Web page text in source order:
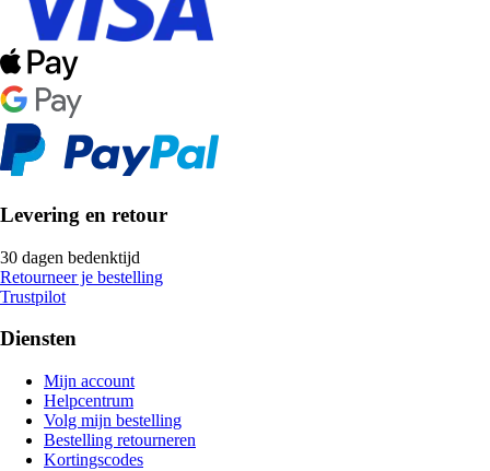
Levering en retour
30 dagen bedenktijd
Retourneer je bestelling
Trustpilot
Diensten
Mijn account
Helpcentrum
Volg mijn bestelling
Bestelling retourneren
Kortingscodes